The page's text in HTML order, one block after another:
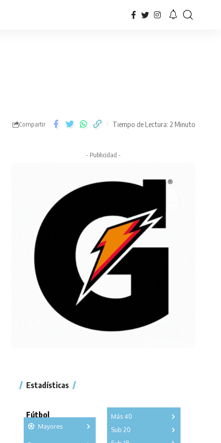
Compartir Tiempo de Lectura: 2 Minuto
- Publicidad -
Estadísticas
Fútbol
Mayores
Más 40
Sub 20